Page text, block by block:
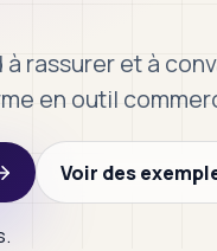
rassurer et à
en outil
Voir des